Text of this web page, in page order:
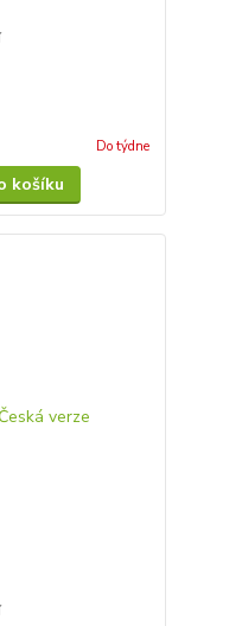
Do týdne
košíku